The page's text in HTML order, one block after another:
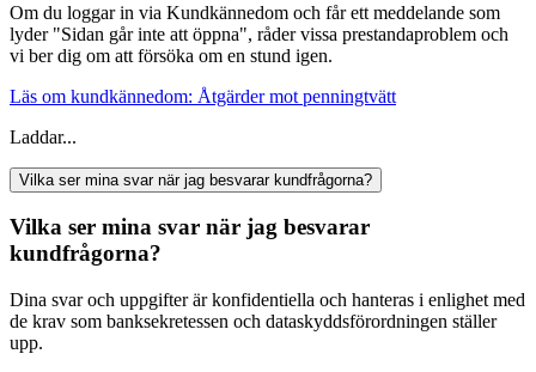
Om du loggar in via Kundkännedom och får ett meddelande som
lyder "Sidan går inte att öppna", råder vissa prestandaproblem och
vi ber dig om att försöka om en stund igen.
Läs om kundkännedom: Åtgärder mot penningtvätt
Laddar...
Vilka ser mina svar när jag besvarar kundfrågorna?
Vilka ser mina svar när jag besvarar
kundfrågorna?
Dina svar och uppgifter är konfidentiella och hanteras i enlighet med
de krav som banksekretessen och dataskyddsförordningen ställer
upp.